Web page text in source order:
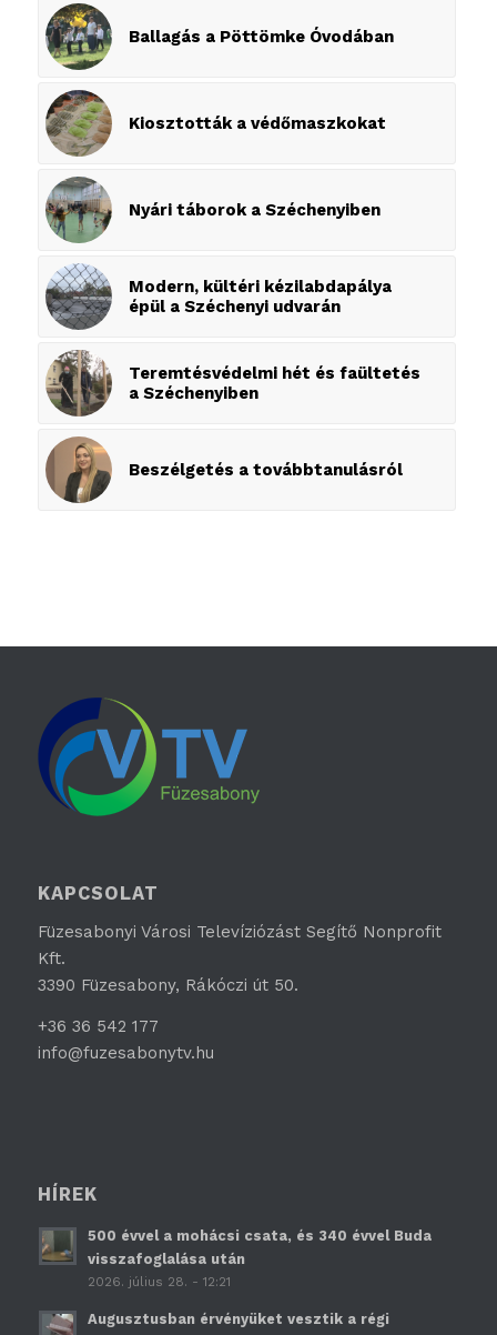
Ballagás a Pöttömke Óvodában
Kiosztották a védőmaszkokat
Nyári táborok a Széchenyiben
Modern, kültéri kézilabdapálya
épül a Széchenyi udvarán
Teremtésvédelmi hét és faültetés
a Széchenyiben
Beszélgetés a továbbtanulásról
KAPCSOLAT
Füzesabonyi Városi Televíziózást Segítő Nonprofit
Kft.
3390 Füzesabony, Rákóczi út 50.
+36 36 542 177
info@fuzesabonytv.hu
HÍREK
500 évvel a mohácsi csata, és 340 évvel Buda
visszafoglalása után
2026. július 28. - 12:21
Augusztusban érvényüket vesztik a régi